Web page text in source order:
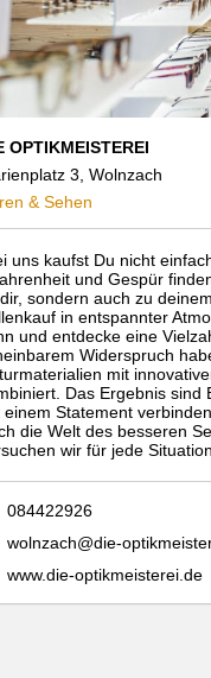
OPTIKMEISTEREI
3, Wolnzach
& Sehen
uns kaufst Du nicht
und Gespür
sondern auch zu
in entspannter
und entdecke eine
Widerspruch
mit
Das Ergebnis sind
einem Statement
die Welt des besseren
wir für jede
084422926
wolnzach@die-
www.die-optikmeisterei.de